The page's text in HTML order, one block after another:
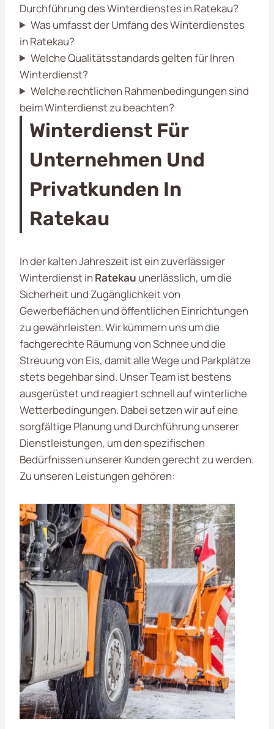
Durchführung des Winterdienstes in Ratekau?
Was umfasst der Umfang des Winterdienstes
in Ratekau?
Welche Qualitätsstandards gelten für Ihren
Winterdienst?
Welche rechtlichen Rahmenbedingungen sind
beim Winterdienst zu beachten?
Winterdienst Für
Unternehmen Und
Privatkunden In
Ratekau
In der kalten Jahreszeit ist ein zuverlässiger
Winterdienst in Ratekau unerlässlich, um die
Sicherheit und Zugänglichkeit von
Gewerbeflächen und öffentlichen Einrichtungen
zu gewährleisten. Wir kümmern uns um die
fachgerechte Räumung von Schnee und die
Streuung von Eis, damit alle Wege und Parkplätze
stets begehbar sind. Unser Team ist bestens
ausgerüstet und reagiert schnell auf winterliche
Wetterbedingungen. Dabei setzen wir auf eine
sorgfältige Planung und Durchführung unserer
Dienstleistungen, um den spezifischen
Bedürfnissen unserer Kunden gerecht zu werden.
Zu unseren Leistungen gehören: